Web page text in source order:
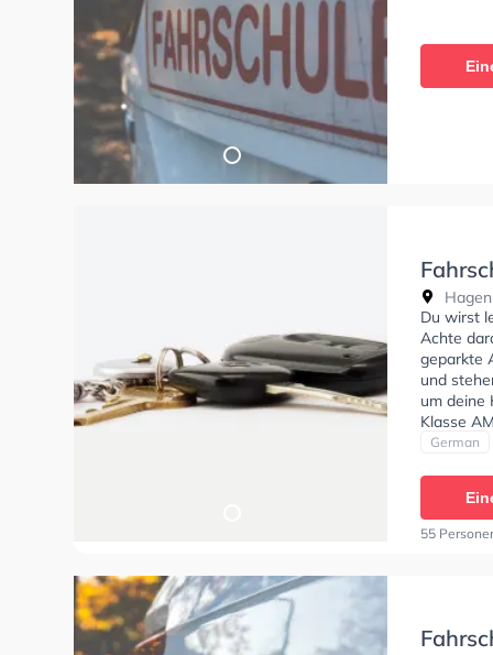
Du wirst
Achte
geparkte
und
um deine
Klasse
können
German
55